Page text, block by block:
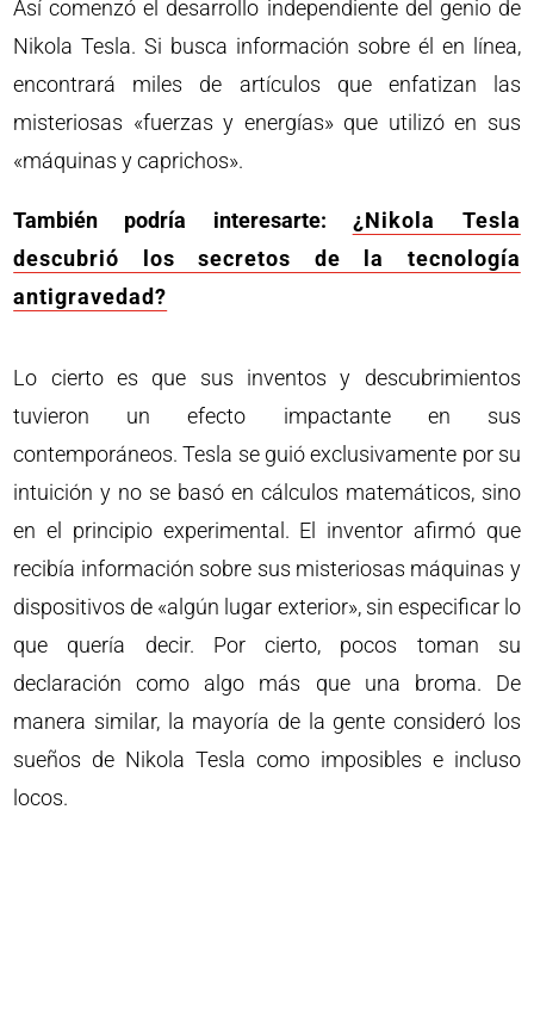
Así comenzó el desarrollo independiente del genio de
Nikola Tesla. Si busca información sobre él en línea,
encontrará miles de artículos que enfatizan las
misteriosas «fuerzas y energías» que utilizó en sus
«máquinas y caprichos».
También podría interesarte:
¿Nikola Tesla
descubrió los secretos de la tecnología
antigravedad?
Lo cierto es que sus inventos y descubrimientos
tuvieron un efecto impactante en sus
contemporáneos. Tesla se guió exclusivamente por su
intuición y no se basó en cálculos matemáticos, sino
en el principio experimental. El inventor afirmó que
recibía información sobre sus misteriosas máquinas y
dispositivos de «algún lugar exterior», sin especificar lo
que quería decir. Por cierto, pocos toman su
declaración como algo más que una broma. De
manera similar, la mayoría de la gente consideró los
sueños de Nikola Tesla como imposibles e incluso
locos.